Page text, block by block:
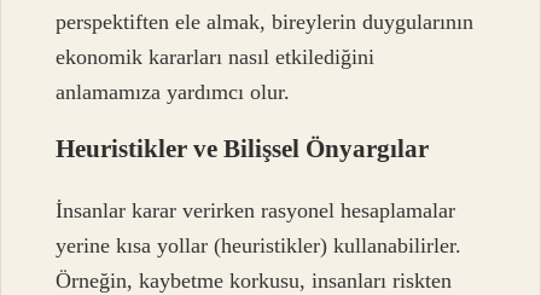
perspektiften ele almak, bireylerin duygularının
ekonomik kararları nasıl etkilediğini
anlamamıza yardımcı olur.
Heuristikler ve Bilişsel Önyargılar
İnsanlar karar verirken rasyonel hesaplamalar
yerine kısa yollar (heuristikler) kullanabilirler.
Örneğin, kaybetme korkusu, insanları riskten